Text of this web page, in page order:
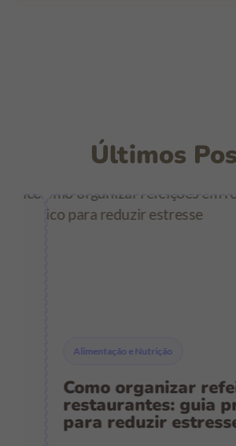
Últimos
Alimentação e Nutrição
Como organizar
restaurantes: guia
para reduzir estresse